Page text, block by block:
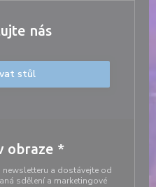
nás
stůl
obraze *
newsletteru a dostávejte od
sdělení a marketingové